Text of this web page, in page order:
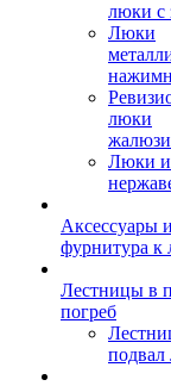
люки с
Люки
люки
Люки
Аксессуары и
фурнитура к
Лестницы в
погреб